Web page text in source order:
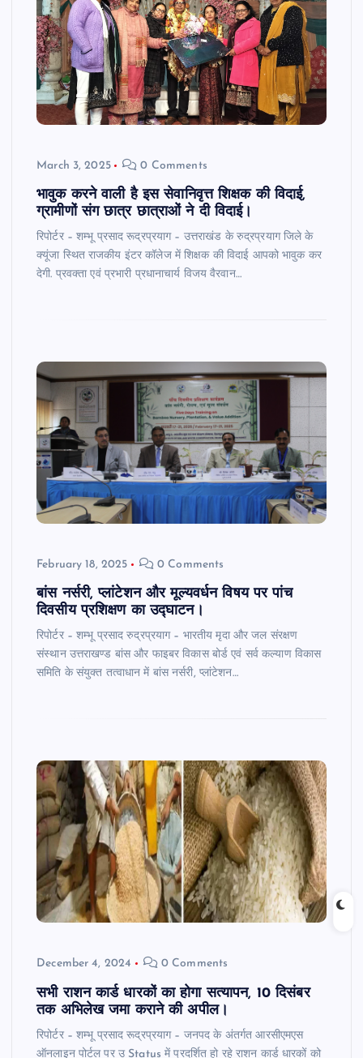
March 3, 2025 0 Comments
भावुक करने वाली है इस सेवानिवृत्त शिक्षक की विदाई,
ग्रामीणों संग छात्र छात्राओं ने दी विदाई।
रिपोर्टर – शम्भू प्रसाद रूद्रप्रयाग – उत्तराखंड के रुद्रप्रयाग जिले के
क्यूंजा स्थित राजकीय इंटर कॉलेज में शिक्षक की विदाई आपको भावुक कर
देगी. प्रवक्ता एवं प्रभारी प्रधानाचार्य विजय वैरवान…
February 18, 2025 0 Comments
बांस नर्सरी, प्लांटेशन और मूल्यवर्धन विषय पर पांच
दिवसीय प्रशिक्षण का उद्घाटन।
रिपोर्टर – शम्भू प्रसाद रुद्रप्रयाग – भारतीय मृदा और जल संरक्षण
संस्थान उत्तराखण्ड बांस और फाइबर विकास बोर्ड एवं सर्व कल्याण विकास
समिति के संयुक्त तत्वाधान में बांस नर्सरी, प्लांटेशन…
December 4, 2024 0 Comments
सभी राशन कार्ड धारकों का होगा सत्यापन, 10 दिसंबर
तक अभिलेख जमा कराने की अपील।
रिपोर्टर – शम्भू प्रसाद रूद्रप्रयाग – जनपद के अंतर्गत आरसीएमएस
ऑनलाइन पोर्टल पर उ Status में प्रदर्शित हो रहे राशन कार्ड धारकों को